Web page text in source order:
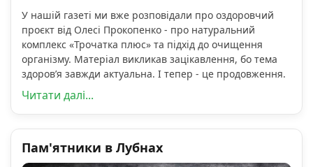
У нашій газеті ми вже розповідали про оздоровчий
проєкт від Олесі Прокопенко - про натуральний
комплекс «Трочатка плюс» та підхід до очищення
організму. Матеріал викликав зацікавлення, бо тема
здоров’я завжди актуальна. І тепер - це продовження.
Читати далі...
Пам'ятники в Лубнах